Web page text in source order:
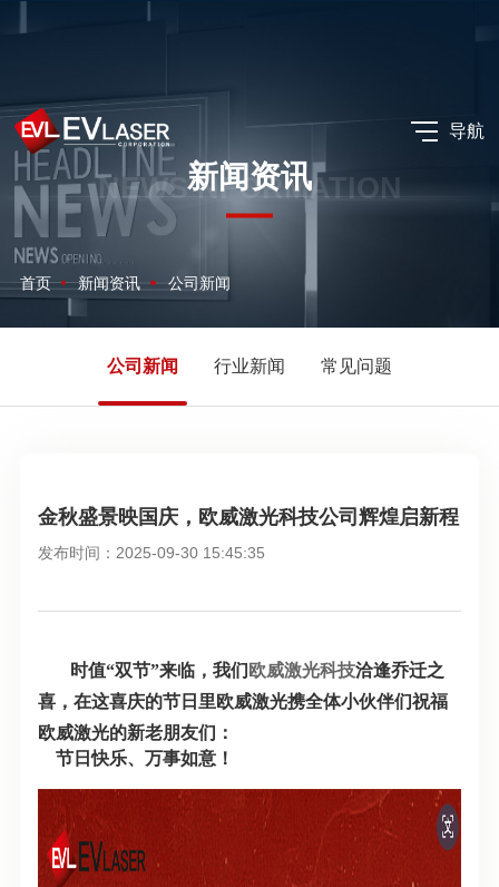
导航
新闻资讯
NEWS NFORMATION
首页 新闻资讯 公司新闻
公司新闻 行业新闻 常见问题
金秋盛景映国庆，欧威激光科技公司辉煌启新程
发布时间：2025-09-30 15:45:35
时值“双节”来临，我们 欧威激光科技洽逢乔迁之
喜，在这喜庆的节日里欧威激光携全体小伙伴们祝福
欧威激光的新老朋友们：
节日快乐、万事如意！